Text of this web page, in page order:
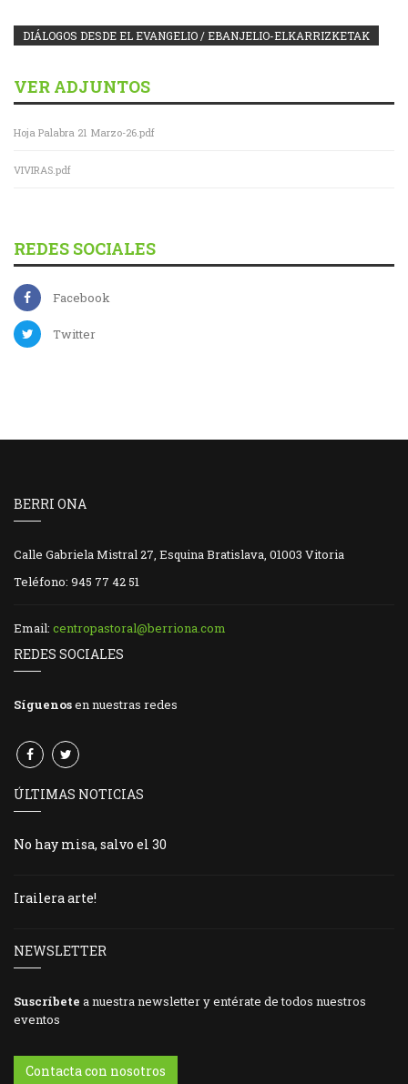
DIÁLOGOS DESDE EL EVANGELIO / EBANJELIO-ELKARRIZKETAK
VER ADJUNTOS
Hoja Palabra 21 Marzo-26.pdf
VIVIRAS.pdf
REDES SOCIALES
Facebook
Twitter
BERRI ONA
Calle Gabriela Mistral 27, Esquina Bratislava, 01003 Vitoria
Teléfono: 945 77 42 51
Email: centropastoral@berriona.com
REDES SOCIALES
Síguenosen nuestras redes
ÚLTIMAS NOTICIAS
No hay misa, salvo el 30
Irailera arte!
NEWSLETTER
Suscríbete a nuestra newsletter y entérate de todos nuestros
eventos
Contacta con nosotros